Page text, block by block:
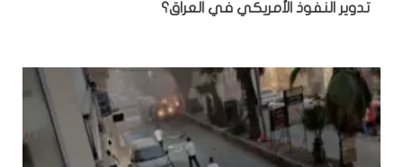
تدوير النفوذ الأمريكي في العراق؟